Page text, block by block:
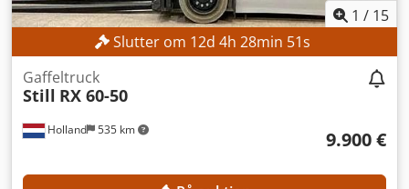
1 / 15
Slutter om 12d 4h 28min 48s
Holland 535 km
Gaffeltruck
Still RX 60-50
9.900 €